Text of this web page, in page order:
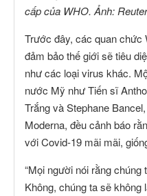
cấp của WHO. Ảnh:
Trước đây, các quan chức
đảm bảo thế giới sẽ tiêu
như các loại virus khác.
nước Mỹ như Tiến sĩ
Trắng và Stephane
Moderna, đều cảnh báo
với Covid-19 mãi mãi,
“Mọi người nói rằng
Không, chúng ta sẽ